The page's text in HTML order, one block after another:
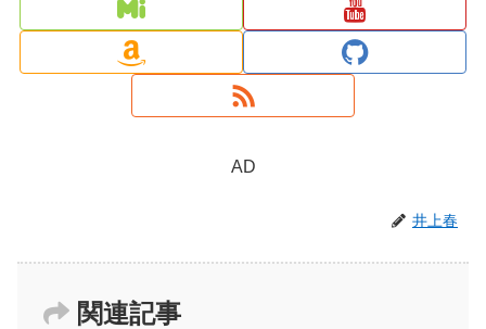
AD
井上春
関連記事